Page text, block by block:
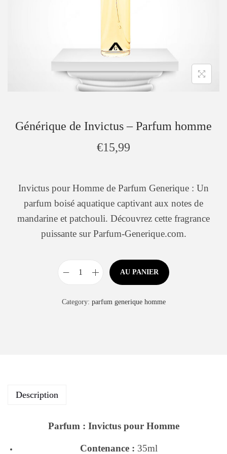
Générique de Invictus – Parfum homme
€15,99
Invictus pour Homme de Parfum Generique : Un
parfum boisé aquatique captivant aux notes de
mandarine et patchouli. Découvrez cette fragrance
puissante sur Parfum-Generique.com.
AU PANIER
Category: parfum generique homme
Description
Parfum : Invictus pour Homme
Contenance : 35ml